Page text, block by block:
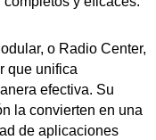
o Radio Center,
que unifica
efectiva. Su
la convierten en una
de aplicaciones